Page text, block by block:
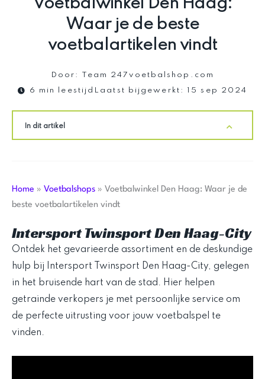
Voetbalwinkel Den Haag:
Waar je de beste
voetbalartikelen vindt
Door:
Team 247voetbalshop.com
6 min leestijd Laatst bijgewerkt: 15 sep 2024
In dit artikel
Home » Voetbalshops » Voetbalwinkel Den Haag: Waar je de
beste voetbalartikelen vindt
Intersport Twinsport Den Haag-City
Ontdek het gevarieerde assortiment en de deskundige
hulp bij Intersport Twinsport Den Haag-City, gelegen
in het bruisende hart van de stad. Hier helpen
getrainde verkopers je met persoonlijke service om
de perfecte uitrusting voor jouw voetbalspel te
vinden.